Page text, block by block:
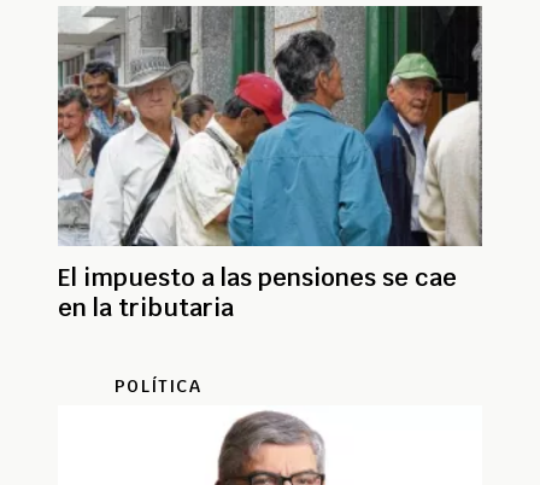
El impuesto a las pensiones se cae
en la tributaria
POLÍTICA